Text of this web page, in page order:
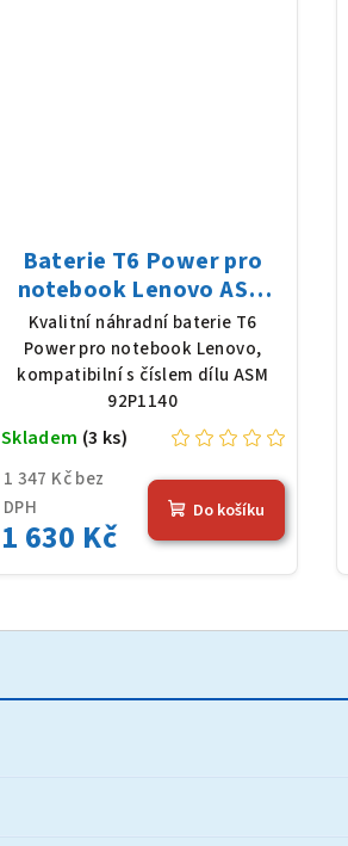
Baterie T6 Power pro
notebook Lenovo ASM
92P1140, Li-Ion, 10,8 V,
7800 mAh (84 Wh), černá
Kvalitní náhradní baterie T6
Power pro notebook Lenovo,
kompatibilní s číslem dílu ASM
92P1140
1 347 Kč bez
DPH
1 630 Kč
Skladem (3 ks)
Do košíku